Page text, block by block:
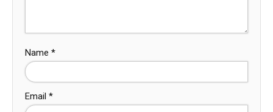
Name *
Email *